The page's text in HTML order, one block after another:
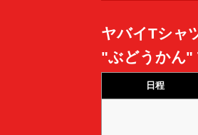
ヤバイTシャ
"ぶどうかん"
日程